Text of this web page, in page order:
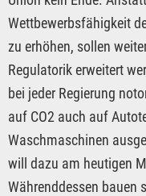
Wettbewerbsfähigkeit
zu erhöhen, sollen
Regulatorik erweitert
bei jeder Regierung
auf CO2 auch auf
Waschmaschinen
will dazu am heutigen
Währenddessen bauen